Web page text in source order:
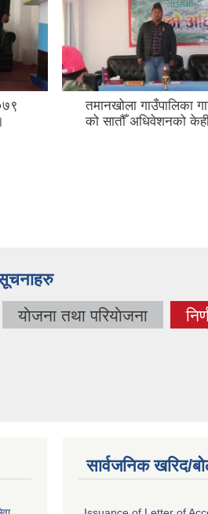
तमानखोला गाउँपालिका
को सातौँ अधिवेशनको
याेजना तथा परियाेजना
सार्वजनिक खरिद/